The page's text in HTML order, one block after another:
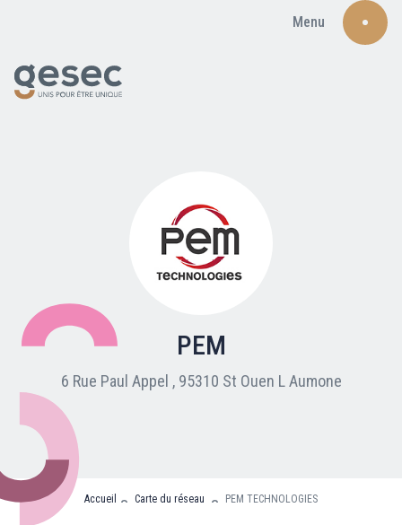
Menu
Nos adhérents
Carte du réseau
Nos partenaires
Clients professionnels
Recherche
PEM
6 Rue Paul Appel , 95310 St Ouen L Aumone
Accueil Carte du réseau PEM TECHNOLOGIES